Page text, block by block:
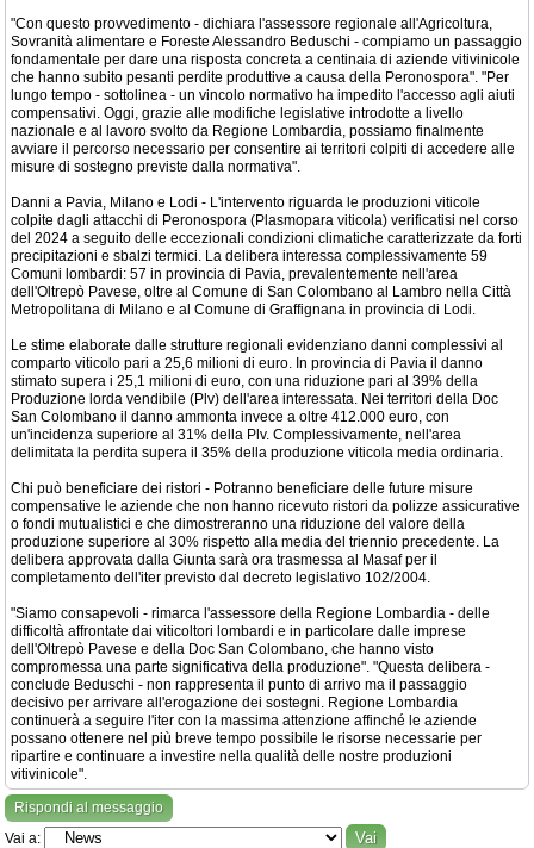
"Con questo provvedimento - dichiara l'assessore regionale all'Agricoltura,
Sovranità alimentare e Foreste Alessandro Beduschi - compiamo un passaggio
fondamentale per dare una risposta concreta a centinaia di aziende vitivinicole
che hanno subito pesanti perdite produttive a causa della Peronospora". "Per
lungo tempo - sottolinea - un vincolo normativo ha impedito l'accesso agli aiuti
compensativi. Oggi, grazie alle modifiche legislative introdotte a livello
nazionale e al lavoro svolto da Regione Lombardia, possiamo finalmente
avviare il percorso necessario per consentire ai territori colpiti di accedere alle
misure di sostegno previste dalla normativa".
Danni a Pavia, Milano e Lodi - L'intervento riguarda le produzioni viticole
colpite dagli attacchi di Peronospora (Plasmopara viticola) verificatisi nel corso
del 2024 a seguito delle eccezionali condizioni climatiche caratterizzate da forti
precipitazioni e sbalzi termici. La delibera interessa complessivamente 59
Comuni lombardi: 57 in provincia di Pavia, prevalentemente nell'area
dell'Oltrepò Pavese, oltre al Comune di San Colombano al Lambro nella Città
Metropolitana di Milano e al Comune di Graffignana in provincia di Lodi.
Le stime elaborate dalle strutture regionali evidenziano danni complessivi al
comparto viticolo pari a 25,6 milioni di euro. In provincia di Pavia il danno
stimato supera i 25,1 milioni di euro, con una riduzione pari al 39% della
Produzione lorda vendibile (Plv) dell'area interessata. Nei territori della Doc
San Colombano il danno ammonta invece a oltre 412.000 euro, con
un'incidenza superiore al 31% della Plv. Complessivamente, nell'area
delimitata la perdita supera il 35% della produzione viticola media ordinaria.
Chi può beneficiare dei ristori - Potranno beneficiare delle future misure
compensative le aziende che non hanno ricevuto ristori da polizze assicurative
o fondi mutualistici e che dimostreranno una riduzione del valore della
produzione superiore al 30% rispetto alla media del triennio precedente. La
delibera approvata dalla Giunta sarà ora trasmessa al Masaf per il
completamento dell'iter previsto dal decreto legislativo 102/2004.
"Siamo consapevoli - rimarca l'assessore della Regione Lombardia - delle
difficoltà affrontate dai viticoltori lombardi e in particolare dalle imprese
dell'Oltrepò Pavese e della Doc San Colombano, che hanno visto
compromessa una parte significativa della produzione". "Questa delibera -
conclude Beduschi - non rappresenta il punto di arrivo ma il passaggio
decisivo per arrivare all'erogazione dei sostegni. Regione Lombardia
continuerà a seguire l'iter con la massima attenzione affinché le aziende
possano ottenere nel più breve tempo possibile le risorse necessarie per
ripartire e continuare a investire nella qualità delle nostre produzioni
vitivinicole".
Rispondi al messaggio
Vai a: